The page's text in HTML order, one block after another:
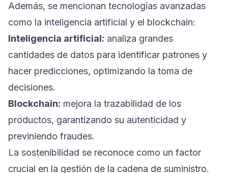
Además, se mencionan tecnologías avanzadas
como la inteligencia artificial y el blockchain:
Inteligencia artificial: analiza grandes
cantidades de datos para identificar patrones y
hacer predicciones, optimizando la toma de
decisiones.
Blockchain: mejora la trazabilidad de los
productos, garantizando su autenticidad y
previniendo fraudes.
La sostenibilidad se reconoce como un factor
crucial en la gestión de la cadena de suministro.